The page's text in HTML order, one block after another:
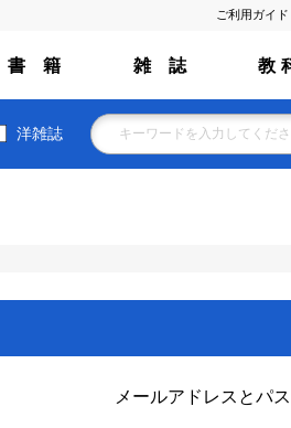
ご利用ガイド
書 籍 雑 誌 教
洋雑誌
メールアドレスとパ